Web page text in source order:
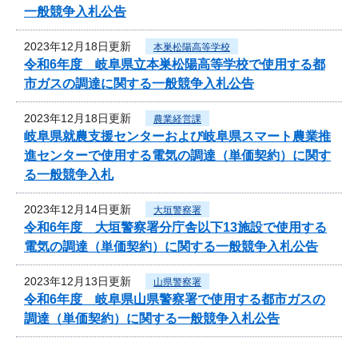
一般競争入札公告
2023年12月18日更新 本巣松陽高等学校
令和6年度 岐阜県立本巣松陽高等学校で使用する都
市ガスの調達に関する一般競争入札公告
2023年12月18日更新 農業経営課
岐阜県就農支援センターおよび岐阜県スマート農業推
進センターで使用する電気の調達（単価契約）に関す
る一般競争入札
2023年12月14日更新 大垣警察署
令和6年度 大垣警察署分庁舎以下13施設で使用する
電気の調達（単価契約）に関する一般競争入札公告
2023年12月13日更新 山県警察署
令和6年度 岐阜県山県警察署で使用する都市ガスの
調達（単価契約）に関する一般競争入札公告